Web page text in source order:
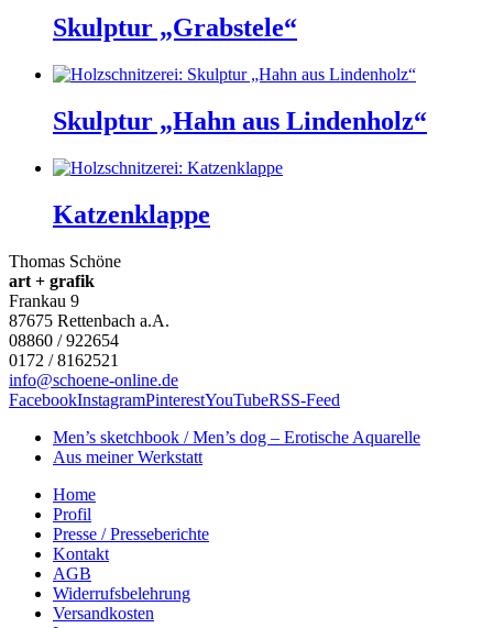
Skulptur „Grabstele“
Skulptur „Hahn aus Lindenholz“
Katzenklappe
Thomas Schöne
art + grafik
Frankau 9
87675 Rettenbach a.A.
08860 / 922654
0172 / 8162521
info@schoene-online.de
FacebookInstagramPinterestYouTubeRSS-Feed
Men’s sketchbook / Men’s dog – Erotische Aquarelle
Aus meiner Werkstatt
Home
Profil
Presse / Presseberichte
Kontakt
AGB
Widerrufsbelehrung
Versandkosten